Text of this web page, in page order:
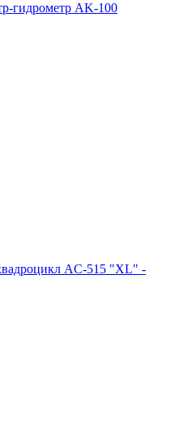
гидрометр AK-100
AC-515 "XL" -